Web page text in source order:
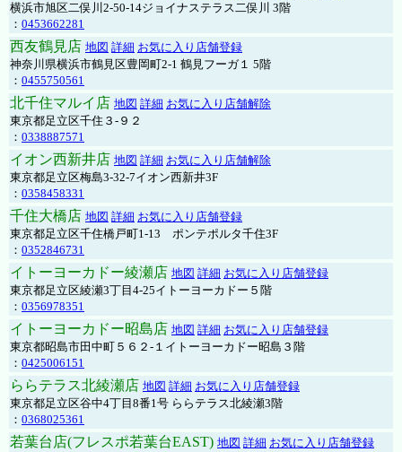
横浜市旭区二俣川2-50-14ジョイナステラス二俣川 3階
： 0453662281
西友鶴見店 地図 詳細 お気に入り店舗登録
神奈川県横浜市鶴見区豊岡町2-1 鶴見フーガ１ 5階
： 0455750561
北千住マルイ店 地図 詳細 お気に入り店舗解除
東京都足立区千住３-９２
： 0338887571
イオン西新井店 地図 詳細 お気に入り店舗解除
東京都足立区梅島3-32-7イオン西新井3F
： 0358458331
千住大橋店 地図 詳細 お気に入り店舗登録
東京都足立区千住橋戸町1-13 ポンテポルタ千住3F
： 0352846731
イトーヨーカドー綾瀬店 地図 詳細 お気に入り店舗登録
東京都足立区綾瀬3丁目4-25イトーヨーカドー５階
： 0356978351
イトーヨーカドー昭島店 地図 詳細 お気に入り店舗登録
東京都昭島市田中町５６２-１イトーヨーカドー昭島３階
： 0425006151
ららテラス北綾瀬店 地図 詳細 お気に入り店舗登録
東京都足立区谷中4丁目8番1号 ららテラス北綾瀬3階
： 0368025361
若葉台店(フレスポ若葉台EAST) 地図 詳細 お気に入り店舗登録